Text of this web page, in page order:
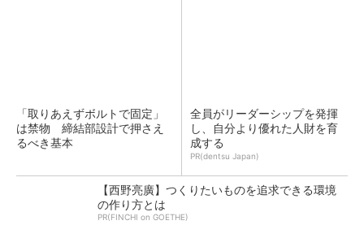
「取りあえずボルトで固定」
は禁物 締結部設計で押さえ
るべき基本
全員がリーダーシップを発揮
し、自分より優れた人財を育
成する
PR(dentsu Japan)
【西野亮廣】つくりたいものを追求できる環境
の作り方とは
PR(FINCHI on GOETHE)